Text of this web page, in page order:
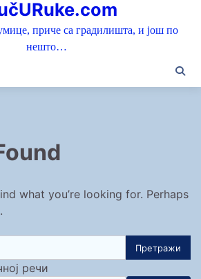
приче са градилишта, и још по
нешто…
what you’re looking for. Perhaps
речи